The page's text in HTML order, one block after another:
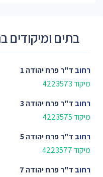
בתים ומיקודים
רחוב ד"ר פרח יהודה 1
מיקוד 4223573
רחוב ד"ר פרח יהודה 3
מיקוד 4223575
רחוב ד"ר פרח יהודה 5
מיקוד 4223577
רחוב ד"ר פרח יהודה 7